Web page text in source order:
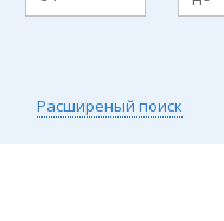
Расширеный поиск